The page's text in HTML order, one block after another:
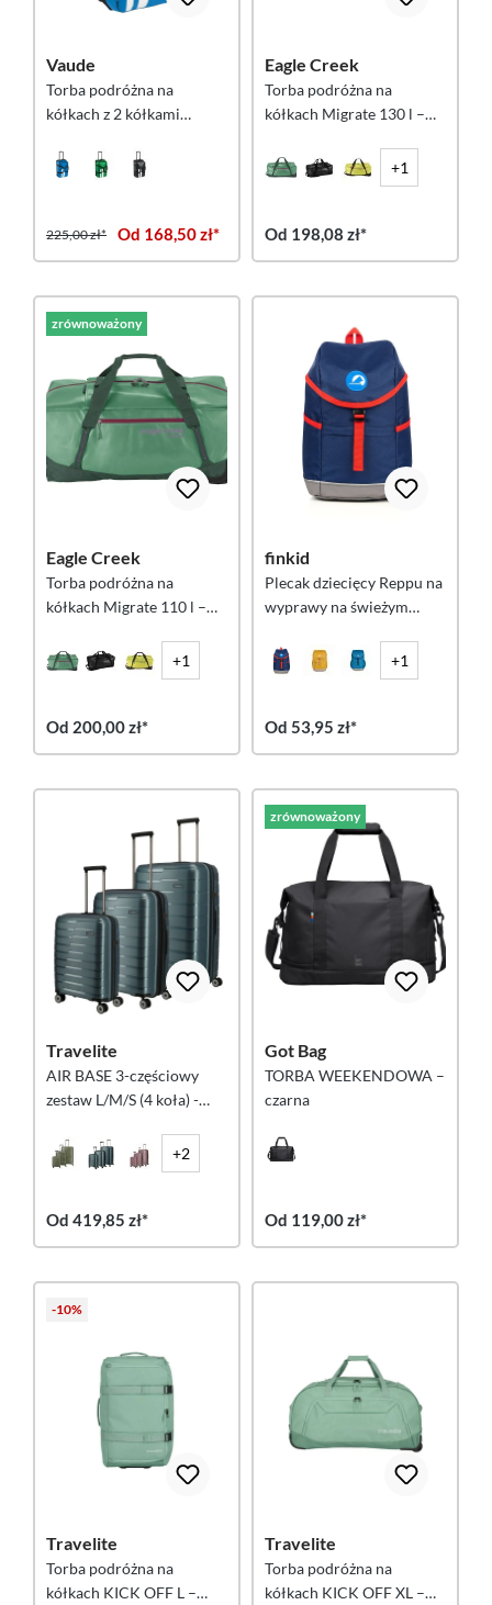
Vaude
Torba podróżna na
kółkach z 2 kółkami
225,00 zł* Od 168,50 zł*
Eagle Creek
Torba podróżna na
kółkach Migrate 130 l –
+1
Od 198,08 zł*
zrównoważony
Eagle Creek
Torba podróżna na
kółkach Migrate 110 l –
+1
Od 200,00 zł*
finkid
Plecak dziecięcy Reppu na
wyprawy na świeżym
czerwony
+1
Od 53,95 zł*
Travelite
AIR BASE 3-częściowy
zestaw L/M/S (4 koła) -
+2
Od 419,85 zł*
zrównoważony
Got Bag
TORBA WEEKENDOWA –
czarna
Od 119,00 zł*
-10%
Travelite
Torba podróżna na
kółkach KICK OFF L –
Travelite
Torba podróżna na
kółkach KICK OFF XL –